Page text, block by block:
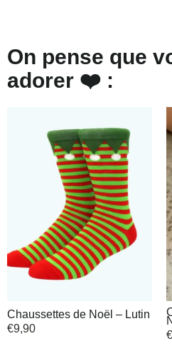
On pense que
adorer ❤️ :
Chaussettes de Noël – Lutin
€9,90
€